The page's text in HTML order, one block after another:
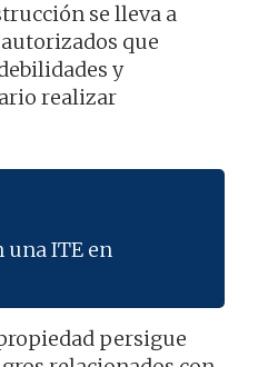
se lleva a
que
y
realizar
una ITE en
persigue